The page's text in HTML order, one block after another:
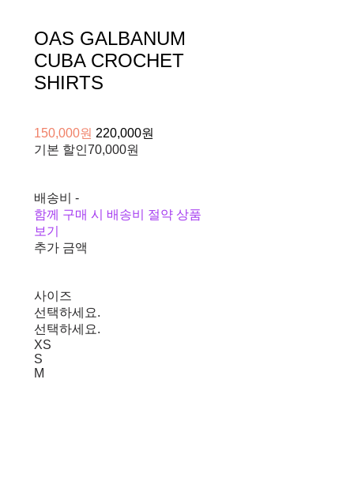
OAS GALBANUM
CUBA CROCHET
SHIRTS
150,000원 220,000원
기본 할인70,000원
배송비 -
함께 구매 시 배송비 절약 상품
보기
추가 금액
사이즈
선택하세요.
선택하세요.
XS
S
M